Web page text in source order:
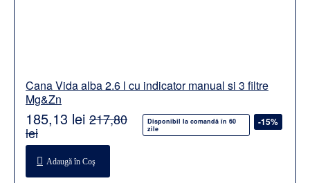
Cana Vida alba 2.6 l cu indicator manual si 3 filtre
Mg&Zn
Disponibil la comandă în 60
zile
-15%
185,13 lei 217,80
lei
Adaugă în Coş